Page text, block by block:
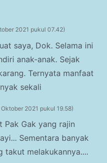
2021 pukul 07.42
saya, Dok. Selama ini
anak-anak. Sejak
Ternyata manfaat
sekali
Oktober 2021 pukul 19.58
Pak Gak yang rajin
Sementara banyak
takut melakukannya....